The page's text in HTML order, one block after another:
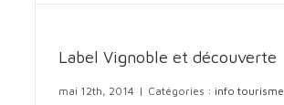
Label Vignoble et découverte
mai 12th, 2014 | Catégories : info tourisme